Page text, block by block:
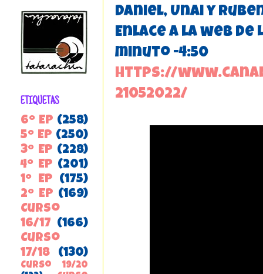
Daniel, Unai y
Enlace a la web de
minuto -4:50
https://
21052022/
ETIQUETAS
6º EP (258)
5º EP (250)
3º EP (228)
4º EP (201)
1º EP
(175)
2º EP (169)
Curso
16/17 (166)
Curso
17/18
(130)
Curso 19/20